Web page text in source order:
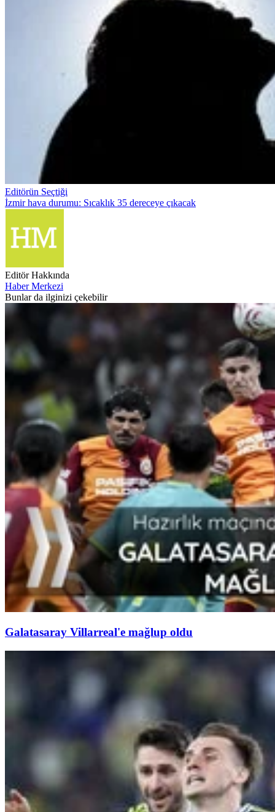
Editörün Seçtiği
İzmir hava durumu: Sıcaklık 35 dereceye çıkacak
Editör Hakkında
Haber Merkezi
Bunlar da ilginizi çekebilir
Galatasaray Villarreal'e mağlup oldu